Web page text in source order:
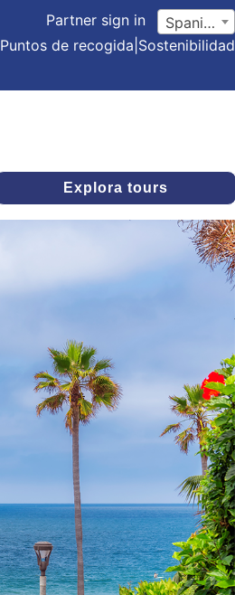
Puntos de recogida Sostenibilidad
Partner sign in Spanish
Explora tours